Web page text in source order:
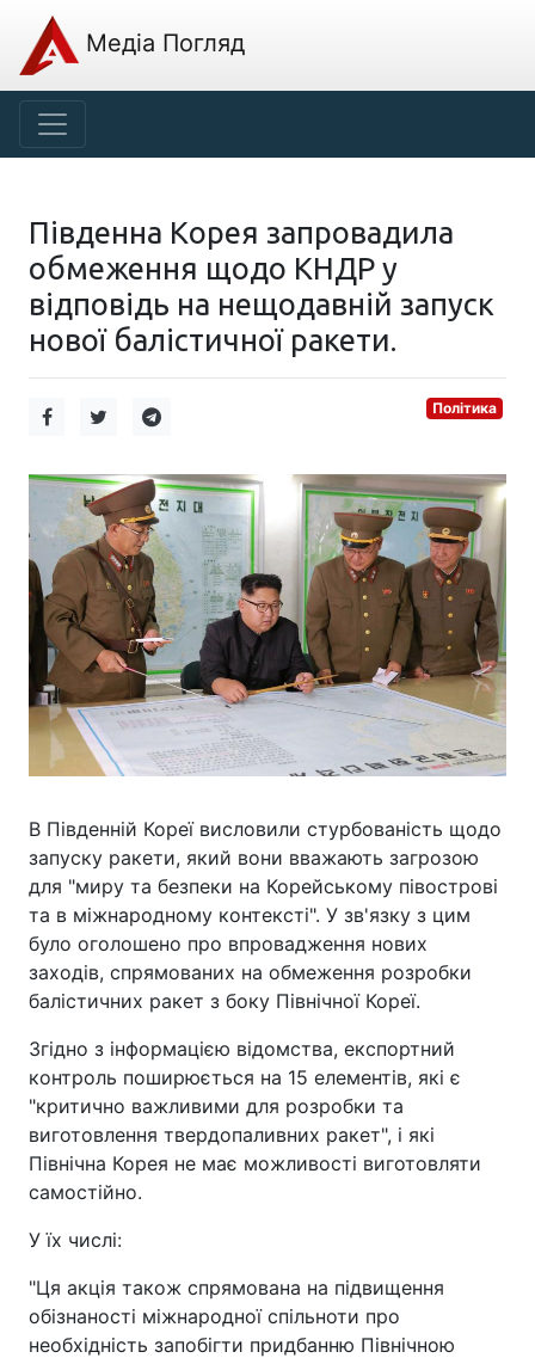
Медіа Погляд
Південна Корея запровадила
обмеження щодо КНДР у
відповідь на нещодавній запуск
нової балістичної ракети.
Політика
В Південній Кореї висловили стурбованість щодо
запуску ракети, який вони вважають загрозою
для "миру та безпеки на Корейському півострові
та в міжнародному контексті". У зв'язку з цим
було оголошено про впровадження нових
заходів, спрямованих на обмеження розробки
балістичних ракет з боку Північної Кореї.
Згідно з інформацією відомства, експортний
контроль поширюється на 15 елементів, які є
"критично важливими для розробки та
виготовлення твердопаливних ракет", і які
Північна Корея не має можливості виготовляти
самостійно.
У їх числі:
"Ця акція також спрямована на підвищення
обізнаності міжнародної спільноти про
необхідність запобігти придбанню Північною